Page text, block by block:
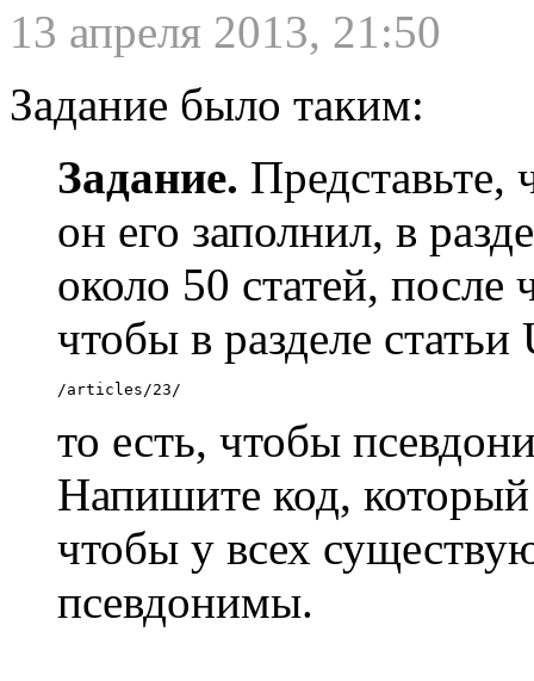
13 апреля 2013, 21:50
Задание было таким:
Задание. Представьте,
он его заполнил, в
около 50 статей, после
чтобы в разделе
/articles/23/
то есть, чтобы
Напишите код,
чтобы у всех
псевдонимы.